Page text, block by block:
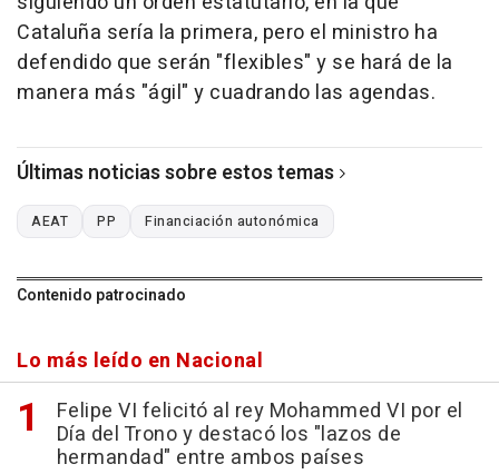
Cataluña sería la primera, pero el ministro ha
defendido que serán "flexibles" y se hará de la
manera más "ágil" y cuadrando las agendas.
Últimas noticias sobre estos temas
AEAT PP Financiación autonómica
Contenido patrocinado
Lo más leído en Nacional
Felipe VI felicitó al rey Mohammed VI por el
Día del Trono y destacó los "lazos de
hermandad" entre ambos países